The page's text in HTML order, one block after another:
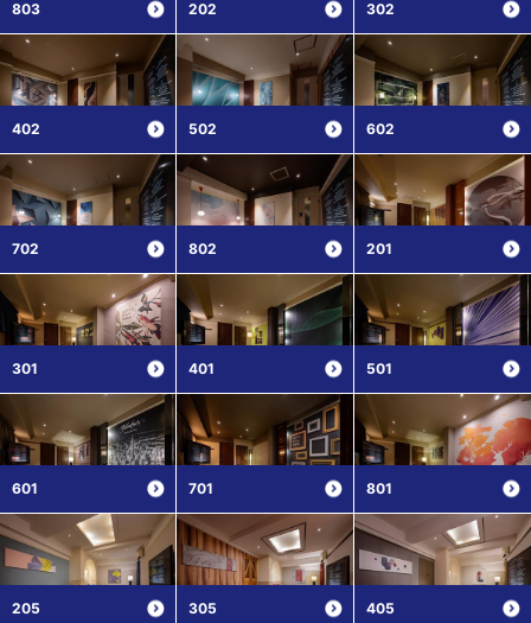
803 202 302
402 502 602
702 802 201
301 401 501
601 701 801
205 305 405